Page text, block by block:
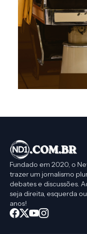
Fundado em 2020, o
trazer um jornalismo
debates e discussões.
seja direita, esquerda
anos!